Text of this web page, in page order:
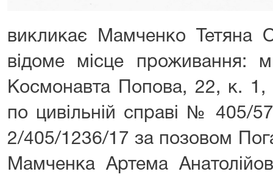
викликає Мамченко Тетяна
відоме місце проживання:
Космонавта Попова, 22, к. 1,
по цивільній справі № 405/
2/405/1236/17 за позовом
Мамченка Артема